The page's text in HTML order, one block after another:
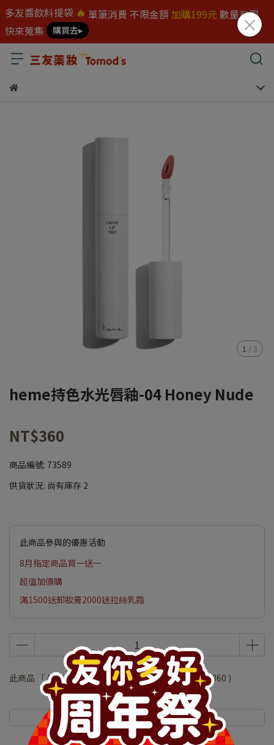
多友醬飲料提袋 🔥 單筆消費 不限金額 加購199元 數量有限
快來蒐集
購買去▸
1 / 3
heme持色水光唇釉-04 Honey Nude
NT$360
商品編號: 73589
供貨狀況: 尚有庫存 2
此商品參與的優惠活動
8月指定商品買一送一
超值加價購
滿1500送卸妝膏2000送拉絲乳霜
此商品 「 最高 」可以折抵紅利72000點 (約等於 NT$360 )
商品介紹 規格說明